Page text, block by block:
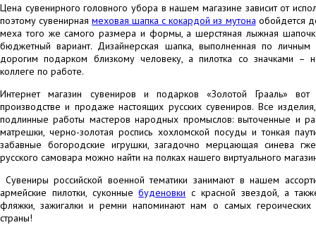
Цена сувенирного головного убора в нашем магазине зависит от
поэтому сувенирнаямеховая шапка с кокардой из мутона обойдется
меха того же самого размера и формы, а шерстяная лыжная
бюджетный вариант. Дизайнерская шапка, выполненная по личным
дорогим подарком близкому человеку, а пилотка со значками –
коллеге по работе.
Интернет магазин сувениров и подарков «Золотой Грааль»
производстве и продаже настоящих русских сувениров. Все
подлинные работы мастеров народных промыслов: выточенные и
матрешки, черно-золотая роспись хохломской посуды и тонкая
забавные богородские игрушки, загадочно мерцающая синева
русского самовара можно найти на полках нашего виртуального
Сувениры российской военной тематики занимают в нашем
армейские пилотки, суконныебуденовки с красной звездой, а
фляжки, зажигалки и ремни напоминают нам о самых героических
страны!